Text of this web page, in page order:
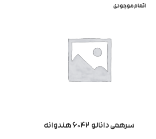
اتمام موجودی
سرهمی دانالو ۶۰۴۲ هندوانه